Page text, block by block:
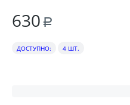
630 Р
ДОСТУПНО: 4 ШТ.